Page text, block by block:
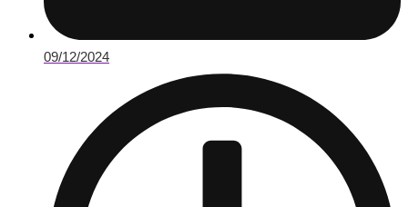
09/12/2024